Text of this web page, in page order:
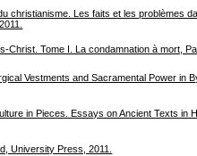
christianisme. Les faits et les problèmes
Tome I. La condamnation à mort,
Vestments and Sacramental Power in
in Pieces. Essays on Ancient Texts in
University Press, 2011.